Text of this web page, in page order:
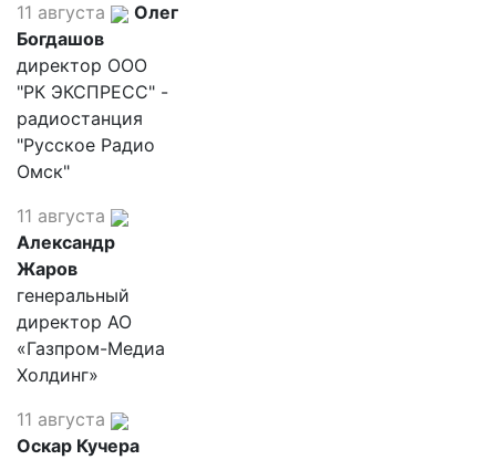
11 августа
Олег
Богдашов
директор ООО
"РК ЭКСПРЕСС" -
радиостанция
"Русское Радио
Омск"
11 августа
Александр
Жаров
генеральный
директор АО
«Газпром-Медиа
Холдинг»
11 августа
Оскар Кучера